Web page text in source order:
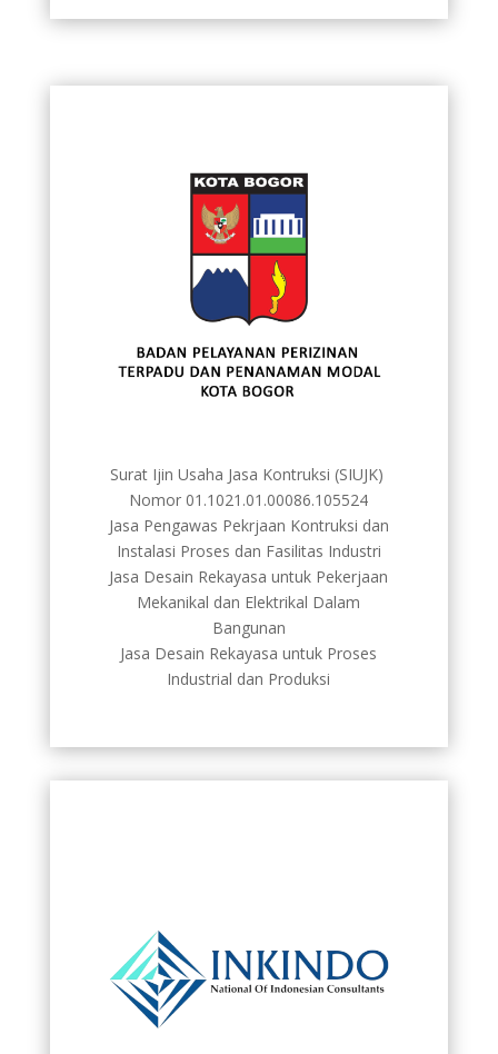
Surat Ijin Usaha Jasa Kontruksi (SIUJK)
Nomor 01.1021.01.00086.105524
Jasa Pengawas Pekrjaan Kontruksi dan
Instalasi Proses dan Fasilitas Industri
Jasa Desain Rekayasa untuk Pekerjaan
Mekanikal dan Elektrikal Dalam
Bangunan
Jasa Desain Rekayasa untuk Proses
Industrial dan Produksi